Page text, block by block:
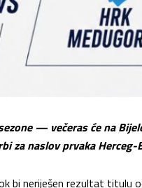
— večeras će na
za naslov prvaka Herceg-
bi neriješen rezultat titulu